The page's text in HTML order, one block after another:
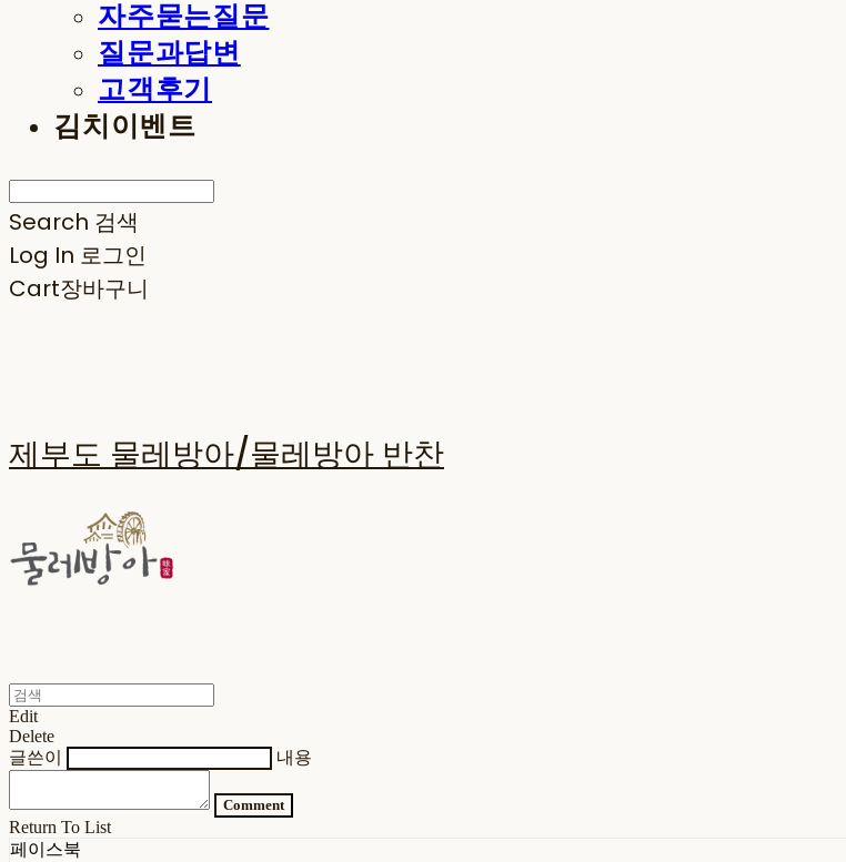
자주묻는질문
질문과답변
고객후기
김치이벤트
Search 검색
Log In 로그인
Cart장바구니
제부도 물레방아/물레방아 반찬
Edit
Delete
글쓴이
내용
Comment
Return To List
페이스북